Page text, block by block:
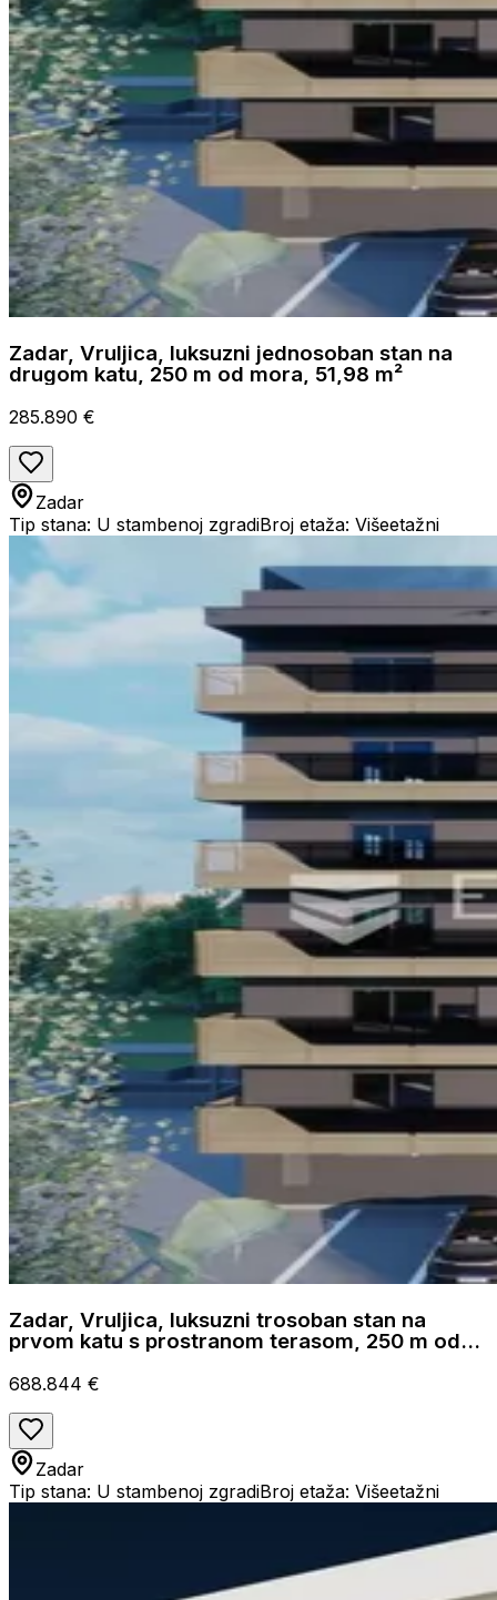
Zadar, Vruljica, luksuzni jednosoban stan na
drugom katu, 250 m od mora, 51,98 m²
285.890 €
Zadar
Tip stana: U stambenoj zgradiBroj etaža: Višeetažni
Zadar, Vruljica, luksuzni trosoban stan na
prvom katu s prostranom terasom, 250 m od
688.844 €
Zadar
Tip stana: U stambenoj zgradiBroj etaža: Višeetažni